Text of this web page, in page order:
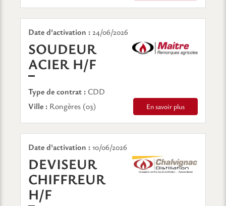
Date d'activation :24/06/2026
SOUDEUR
ACIER H/F
Type de contrat : CDD
Ville : Rongères (03) En savoir plus
Date d'activation : 10/06/2026
DEVISEUR
CHIFFREUR
H/F